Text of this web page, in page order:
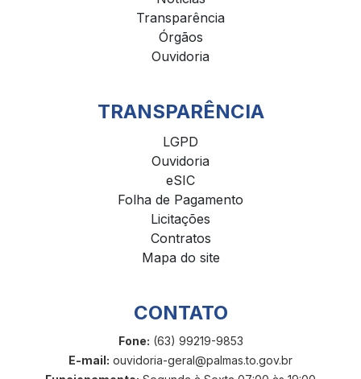
Transparência
Órgãos
Ouvidoria
TRANSPARÊNCIA
LGPD
Ouvidoria
eSIC
Folha de Pagamento
Licitações
Contratos
Mapa do site
CONTATO
Fone: (63) 99219-9853
E-mail: ouvidoria-geral@palmas.to.gov.br